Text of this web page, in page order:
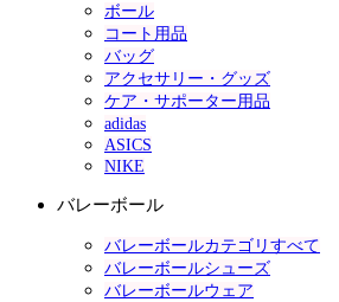
ボール
コート用品
バッグ
アクセサリー・グッズ
ケア・サポーター用品
adidas
ASICS
NIKE
バレーボール
バレーボールカテゴリすべて
バレーボールシューズ
バレーボールウェア